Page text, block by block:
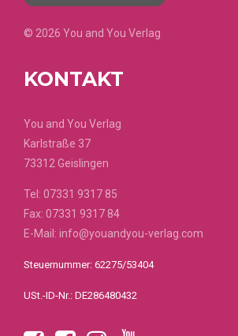
© 2026 You and You Verlag
KONTAKT
You and You Verlag
Karlstraße 37
73312 Geislingen
Tel: 07331 9317 85
Fax: 07331 9317 84
E-Mail: info@youandyou-verlag.com
Steuernummer: 62275/53404
USt.-ID-Nr.: DE286480432